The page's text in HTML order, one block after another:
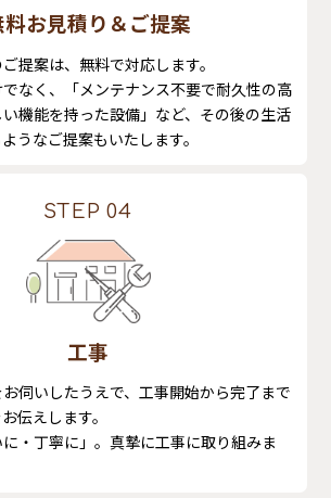
料お見積り＆ご提案
提案は、無料で対応します。
なく、「メンテナンス不要で耐久性の高
機能を持った設備」など、その後の生活
うなご提案もいたします。
STEP 04
工事
伺いしたうえで、工事開始から完了まで
伝えします。
に・丁寧に」。真摯に工事に取り組みま